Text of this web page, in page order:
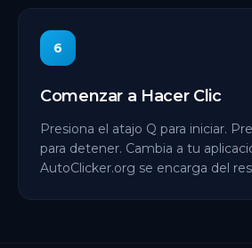
6
Comenzar a Hacer Clic
Presiona el atajo Q para iniciar.
para detener. Cambia a tu
AutoClicker.org se encarga del